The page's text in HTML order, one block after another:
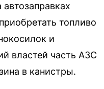
топливо
и
властей часть АЗС
в канистры.